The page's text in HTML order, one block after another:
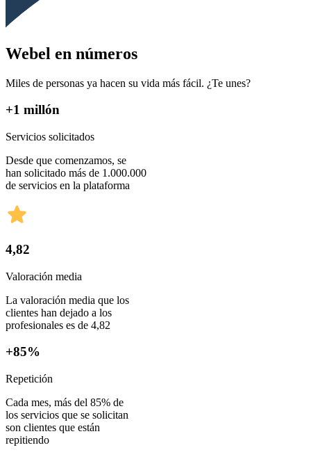
Webel en números
Miles de personas ya hacen su vida más fácil. ¿Te unes?
+1 millón
Servicios solicitados
Desde que comenzamos, se
han solicitado más de 1.000.000
de servicios en la plataforma
4,82
Valoración media
La valoración media que los
clientes han dejado a los
profesionales es de 4,82
+85%
Repetición
Cada mes, más del 85% de
los servicios que se solicitan
son clientes que están
repitiendo